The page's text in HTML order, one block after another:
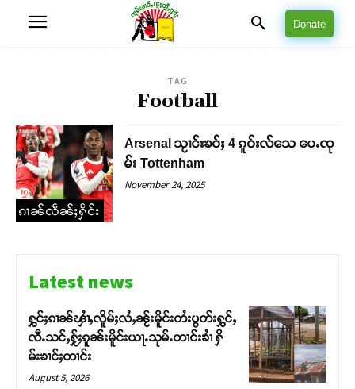
Donate
TAG
Football
ၵၢၼ်လဵၼ်ႈႁႅင်း
Arsenal သႂၢင်းၶဝ်ႈ 4 ၵူဝ်းလ်သေ ပေႉၸု
မ်း Tottenham
November 24, 2025
Latest news
ႁွင်ႈၵၢၼ်ၾၢႆႇလိူမ်ႈလႆႇၼႂ်းမိူင်းတႆးပွတ်းႁွင်ႇ
ၸီႉသင်ႇႁႂ်ႈၵူၼ်းမိူင်းယႃႉသုမ်ႉတၢင်းၶၢႆ ႁိ
မ်းၶၢင်ႈတၢင်း
August 5, 2026